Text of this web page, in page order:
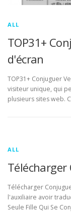
ALL
TOP31+
d'écran
TOP31+ Conjuguer
visiteur unique, qui
plusieurs sites web.
ALL
Télécharger
Télécharger
l'auxiliaire avoir
Seule Fille Qui Se